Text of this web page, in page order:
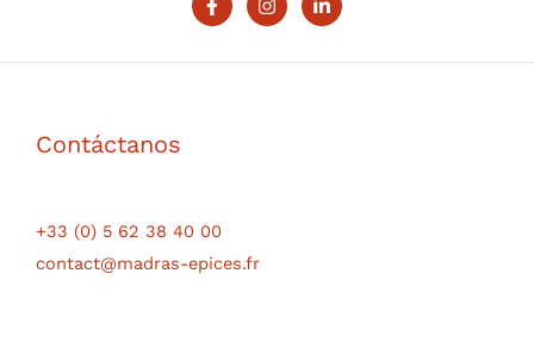
Contáctanos
+33 (0) 5 62 38 40 00
contact@madras-epices.fr